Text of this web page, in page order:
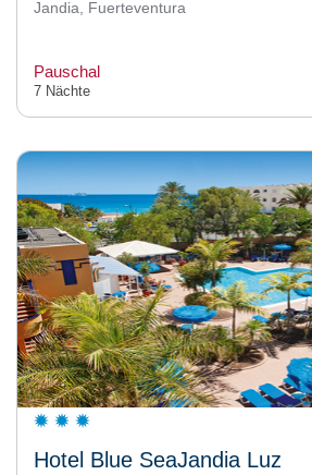
Jandia, Fuerteventura
Pauschal
7 Nächte
Hotel Blue SeaJandia Luz